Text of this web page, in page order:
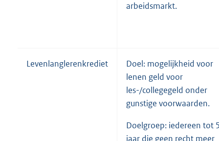
arbeidsmarkt.
Levenlanglerenkrediet
Doel: mogelijkheid voor
lenen geld voor
les-/collegegeld onder
gunstige voorwaarden.
Doelgroep: iedereen tot
jaar die geen recht meer